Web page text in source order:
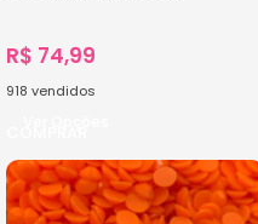
R$ 74,99
918 vendidos